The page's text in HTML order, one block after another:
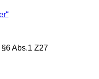
Abs.1 Z27